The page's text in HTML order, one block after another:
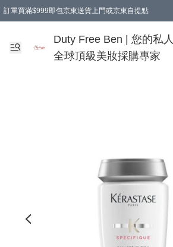
訂單買滿$999即包京東送貨上門或京東自提點
Duty Free Ben | 您的私人
全球頂級美妝採購專家